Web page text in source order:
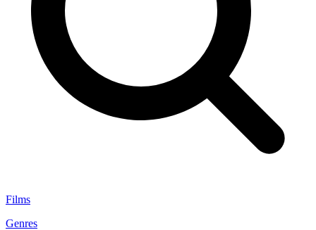
Films
Genres